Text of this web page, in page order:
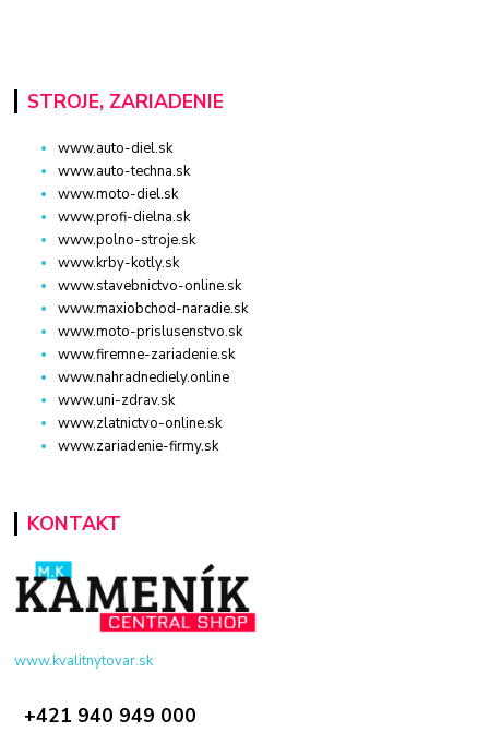
STROJE, ZARIADENIE
www.auto-diel.sk
www.auto-techna.sk
www.moto-diel.sk
www.profi-dielna.sk
www.polno-stroje.sk
www.krby-kotly.sk
www.stavebnictvo-online.sk
www.maxiobchod-naradie.sk
www.moto-prislusenstvo.sk
www.firemne-zariadenie.sk
www.nahradnediely.online
www.uni-zdrav.sk
www.zlatnictvo-online.sk
www.zariadenie-firmy.sk
KONTAKT
www.kvalitnytovar.sk
+421 940 949 000